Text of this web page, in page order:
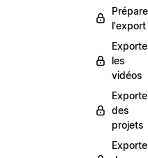
l'export
les
vidéos
des
projets